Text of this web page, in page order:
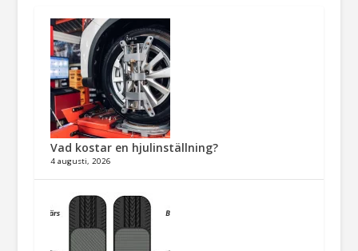
Vad kostar en hjulinställning?
4 augusti, 2026